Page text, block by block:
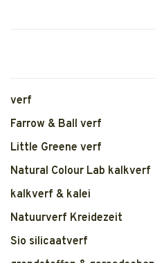
verf
Farrow & Ball verf
Little Greene verf
Natural Colour Lab kalkverf
kalkverf & kalei
Natuurverf Kreidezeit
Sio silicaatverf